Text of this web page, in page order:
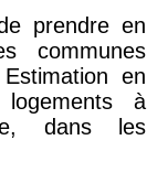
11 141 €
prendre en
communes
en
à
dans les